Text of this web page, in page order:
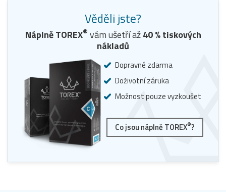
Věděli jste?
Náplně TOREX® vám ušetří až40% tiskových
nákladů
Dopravné zdarma
Doživotní záruka
Možnost pouze vyzkoušet
Co jsou náplně TOREX®?